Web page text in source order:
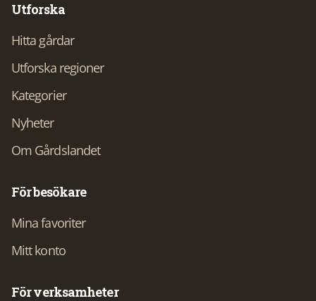
Utforska
Hitta gårdar
Utforska regioner
Kategorier
Nyheter
Om Gårdslandet
För besökare
Mina favoriter
Mitt konto
För verksamheter